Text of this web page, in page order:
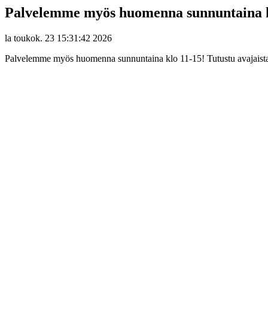
Palvelemme myös huomenna sunnuntaina
la toukok. 23 15:31:42 2026
Palvelemme myös huomenna sunnuntaina klo 11-15! Tutustu